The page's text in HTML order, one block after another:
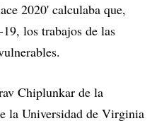
2020' calculaba que,
los trabajos de las
Chiplunkar de la
la Universidad de Virginia